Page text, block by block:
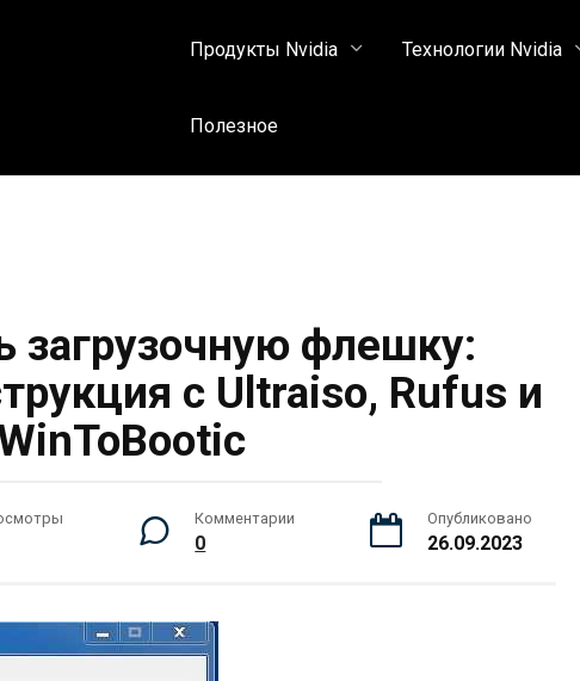
Продукты Nvidia Технологии Nvidia
Полезное
загрузочную флешку:
с Ultraiso, Rufus и
Комментарии
0
Опубликовано
26.09.2023